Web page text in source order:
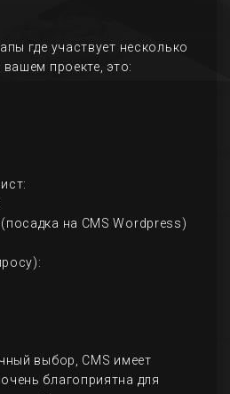
где участвует несколько
проекте, это:
на CMS Wordpress)
выбор, CMS имеет
благоприятна для